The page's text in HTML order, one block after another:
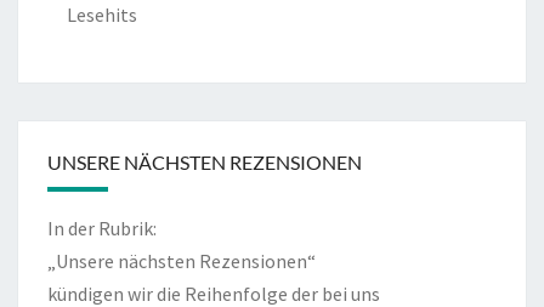
Lesehits
UNSERE NÄCHSTEN REZENSIONEN
In der Rubrik:
„Unsere nächsten Rezensionen“
kündigen wir die Reihenfolge der bei uns